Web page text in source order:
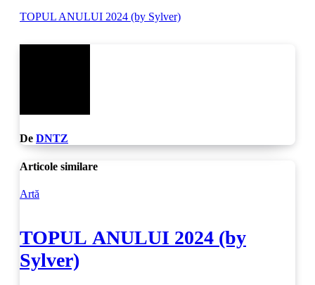
Navigare
TOPUL ANULUI 2024 (by Sylver)
De DNTZ
Articole similare
Artă
TOPUL ANULUI 2024 (by
Sylver)